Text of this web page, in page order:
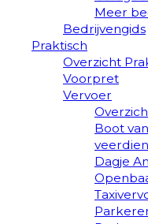
Meer
Bedrijvengids
Praktisch
Overzicht
Voorpret
Vervoer
Boot
Dagje